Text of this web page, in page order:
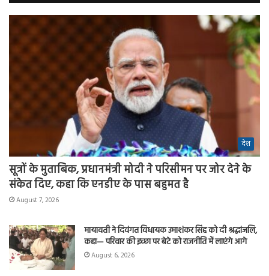
देश
सूत्रों के मुताबिक, प्रधानमंत्री मोदी ने परिसीमन पर जोर देने के
संकेत दिए, कहा कि एनडीए के पास बहुमत है
August 7, 2026
मायावती ने दिवंगत विधायक उमाशंकर सिंह को दी श्रद्धांजलि,
कहा— परिवार की इच्छा पर बेटे को राजनीति में लाएंगे आगे
August 6, 2026